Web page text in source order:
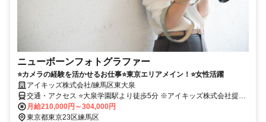
ニューボーンフォトグラファー
⭐カメラの経験を活かせるお仕事⭐東京エリアメイン！⭐女性活躍
アイキッズ株式会社/練馬区東大泉
交通・アクセス ⭐大泉学園駅より徒歩5分 ※アイキッズ株式会社提携
病院
月給210,000円～304,000円
東京都東京23区練馬区